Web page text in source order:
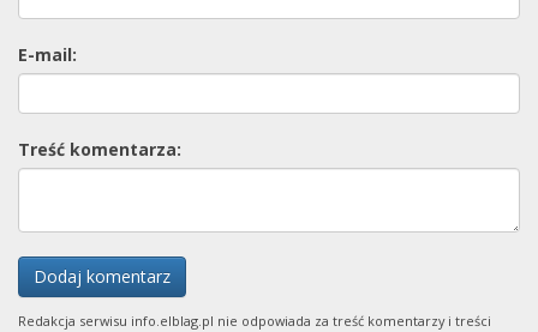
E-mail:
Treść komentarza:
Dodaj komentarz
Redakcja serwisu info.elblag.pl nie odpowiada za treść komentarzy i treści